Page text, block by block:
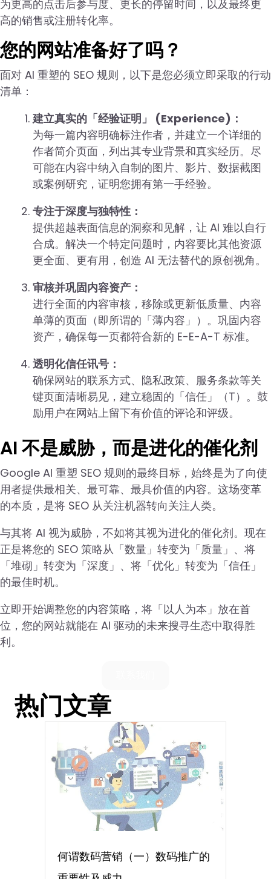
为更高的点击后参与度、更长的停留时间，以及最终更
高的销售或注册转化率。
您的网站准备好了吗？
面对 AI 重塑的 SEO 规则，以下是您必须立即采取的行动
清单：
建立真实的「经验证明」 (Experience)：
为每一篇内容明确标注作者，并建立一个详细的
作者简介页面，列出其专业背景和真实经历。尽
可能在内容中纳入自制的图片、影片、数据截图
或案例研究，证明您拥有第一手经验。
专注于深度与独特性：
提供超越表面信息的洞察和见解，让 AI 难以自行
合成。解决一个特定问题时，内容要比其他资源
更全面、更有用，创造 AI 无法替代的原创视角。
审核并巩固内容资产：
进行全面的内容审核，移除或更新低质量、内容
单薄的页面（即所谓的「薄内容」）。巩固内容
资产，确保每一页都符合新的 E-E-A-T 标准。
透明化信任讯号：
确保网站的联系方式、隐私政策、服务条款等关
键页面清晰易见，建立稳固的「信任」（T）。鼓
励用户在网站上留下有价值的评论和评级。
AI 不是威胁，而是进化的催化剂
Google AI 重塑 SEO 规则的最终目标，始终是为了向使
用者提供最相关、最可靠、最具价值的内容。这场变革
的本质，是将 SEO 从关注机器转向关注人类。
与其将 AI 视为威胁，不如将其视为进化的催化剂。现在
正是将您的 SEO 策略从「数量」转变为「质量」、将
「堆砌」转变为「深度」、将「优化」转变为「信任」
的最佳时机。
立即开始调整您的内容策略，将「以人为本」放在首
位，您的网站就能在 AI 驱动的未来搜寻生态中取得胜
利。
热门文章
何谓数码营销（一）数码推广的